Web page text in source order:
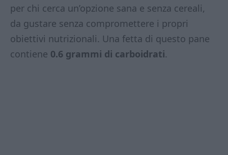
per chi cerca un’opzione sana e senza cereali,
da gustare senza compromettere i propri
obiettivi nutrizionali. Una fetta di questo pane
contiene 0.6 grammi di carboidrati.